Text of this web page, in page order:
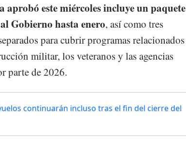
este miércoles incluye un paquete
Gobierno hasta enero, así como tres
para cubrir programas relacionados
militar, los veteranos y las agencias
parte de 2026.
continuarán incluso tras el fin del cierre del